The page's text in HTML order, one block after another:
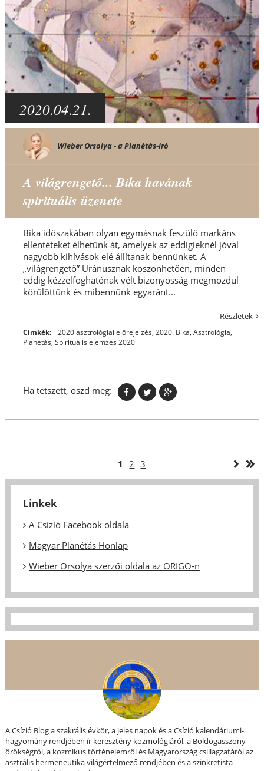
2020.04.21.
Wieber Orsolya - a Planétás-író
A világrengető... Bika havának
spirituális üzenete
Bika időszakában olyan egymásnak feszülő markáns
ellentéteket élhetünk át, amelyek az eddigieknél jóval
nagyobb kihívások elé állítanak bennünket. A
„világrengető” Uránusznak köszönhetően, minden
eddig kézzelfoghatónak vélt bizonyosság megmozdul
körülöttünk és mibennünk egyaránt...
Részletek
Címkék: 2020 asztrológiai előrejelzés, 2020. Bika, Asztrológia,
Planétás, Spirituális elemzés 2020
Ha tetszett, oszd meg:
1 2 3
Linkek
A Csízió Facebook oldala
Magyar Planétás Honlap
Wieber Orsolya szerzői oldala az ORIGO-n
A Csízió Blog a szakrális évkör, a jeles napok és a Csízió kalendáriumi-
hagyomány rendjében ír keresztény kozmológiáról, a Boldogasszony-
örökségről, a kozmikus történelemről és Magyarország csillagzatáról az
asztrális hermeneutika világértelmező rendjében és a szinkretista